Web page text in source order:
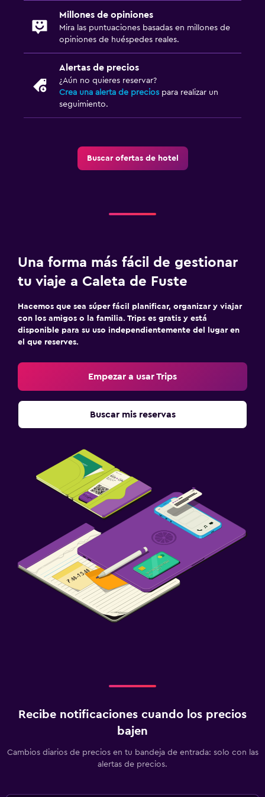
Millones de opiniones
Mira las puntuaciones basadas en millones de
opiniones de huéspedes reales.
Alertas de precios
¿Aún no quieres reservar?
Crea una alerta de precios para realizar un
seguimiento.
Buscar ofertas de hotel
Una forma más fácil de gestionar
tu viaje a Caleta de Fuste
Hacemos que sea súper fácil planificar, organizar y viajar
con los amigos o la familia. Trips es gratis y está
disponible para su uso independientemente del lugar en
el que reserves.
Empezar a usar Trips
Buscar mis reservas
Recibe notificaciones cuando los precios
bajen
Cambios diarios de precios en tu bandeja de entrada: solo con las
alertas de precios.